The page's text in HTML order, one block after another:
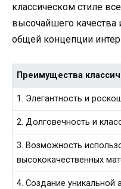
классическом стиле
высочайшего качества
общей концепции
Преимущества
1. Элегантность и
2. Долговечность и
3. Возможность
высококачественных
4. Создание уникальной